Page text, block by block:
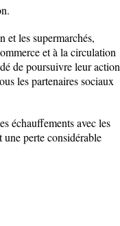
et les supermarchés,
et à la circulation
de poursuivre leur action
les partenaires sociaux
échauffements avec les
une perte considérable